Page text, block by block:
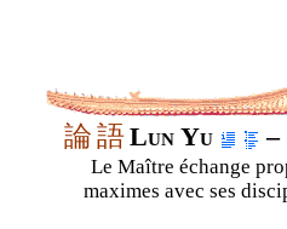
論語Lun Yu –
Le Maître échange
maximes avec ses